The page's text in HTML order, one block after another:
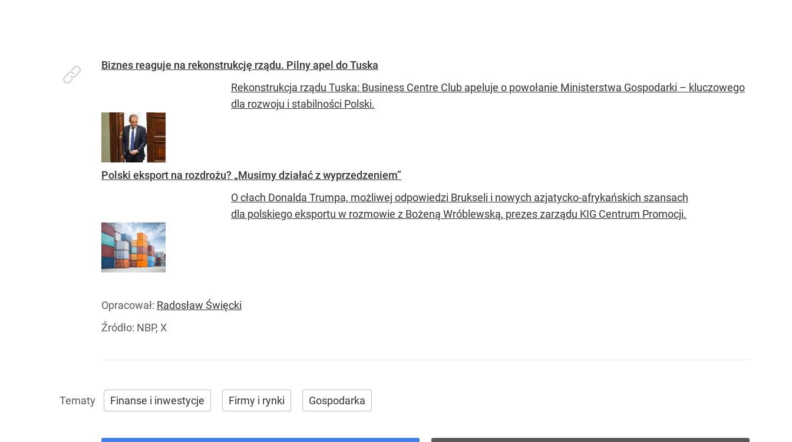
Biznes reaguje na rekonstrukcję rządu. Pilny apel do Tuska
Rekonstrukcja rządu Tuska: Business Centre Club apeluje o powołanie Ministerstwa Gospodarki – kluczowego
dla rozwoju i stabilności Polski.
Polski eksport na rozdrożu? „Musimy działać z wyprzedzeniem”
O cłach Donalda Trumpa, możliwej odpowiedzi Brukseli i nowych azjatycko-afrykańskich szansach
dla polskiego eksportu w rozmowie z Bożeną Wróblewską, prezes zarządu KIG Centrum Promocji.
Opracował: Radosław Święcki
Źródło: NBP, X
Finanse i inwestycje Firmy i rynki Gospodarka